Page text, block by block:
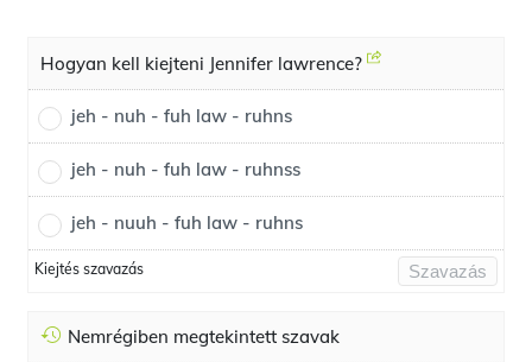
Hogyan kell kiejteni Jennifer lawrence?
jeh - nuh - fuh law - ruhns
jeh - nuh - fuh law - ruhnss
jeh - nuuh - fuh law - ruhns
Kiejtés szavazás Szavazás
Nemrégiben megtekintett szavak